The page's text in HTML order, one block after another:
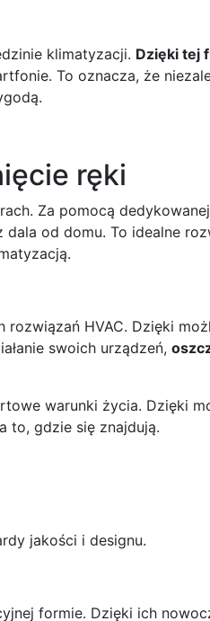
klimatyzacji. Dzięki tej
To oznacza, że
ręki
Za pomocą
dala od domu. To idealne
HVAC. Dzięki
swoich urządzeń,
warunki życia. Dzięki
to, gdzie się znajdują.
jakości i designu.
formie. Dzięki ich